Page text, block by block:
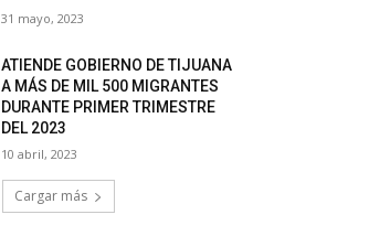
31 mayo, 2023
ATIENDE GOBIERNO DE TIJUANA
A MÁS DE MIL 500 MIGRANTES
DURANTE PRIMER TRIMESTRE
DEL 2023
10 abril, 2023
Cargar más